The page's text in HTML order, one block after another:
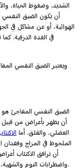
الشديد، وضغوط الحياة،
أن يكون الضيق النفسي
الهوائية، أو عن مشاكل في
في الغدة الدرقية.
ويعتبر الضيق النفسي
الضيق النفسي المفاجئ
أن يظهر بأعراض من قبيل
العضلي، والقلق. أما
الملحوظ في المزاج
أن ترافق الاكتئاب
واضطرابات النوم والشهية، والتفكير السلبي أو ذلك المرتبط بالموت وإيذاء الذات.